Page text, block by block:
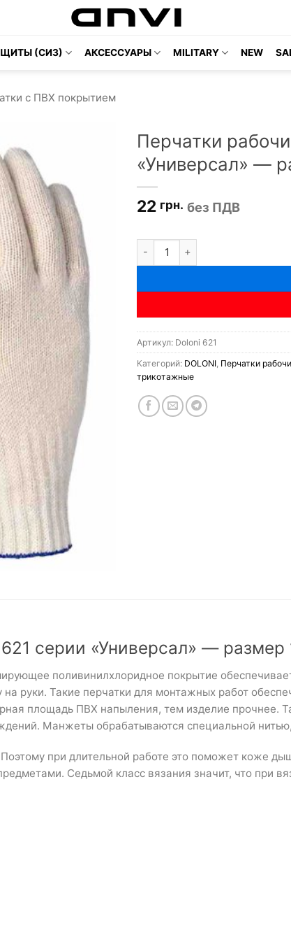
(СИЗ) АКСЕССУАРЫ MILITARY NEW
с ПВХ покрытием
Перчатки
«Универсал» —
22 грн. без ПДВ
Артикул: Doloni 621
Категорий: DOLONI Перчатки
трикотажные
серии «Универсал» — размер
поливинилхлоридное покрытие
руки. Такие перчатки для монтажных работ
площадь ПВХ напыления, тем изделие прочнее.
Манжеты обрабатываются специальной
при длительной работе это поможет коже
Седьмой класс вязания значит, что при